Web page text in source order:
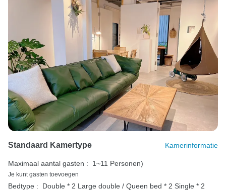
Standaard Kamertype Kamerinformatie
Maximaal aantal gasten : 1~11 Personen)
Je kunt gasten toevoegen
Bedtype : Double * 2 Large double / Queen bed * 2 Single * 2